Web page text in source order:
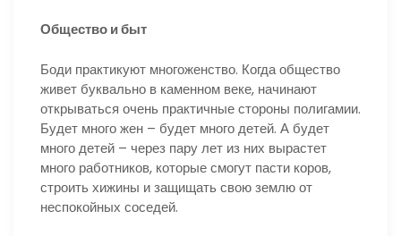
Общество и быт
Боди практикуют многоженство. Когда общество
живет буквально в каменном веке, начинают
открываться очень практичные стороны полигамии.
Будет много жен – будет много детей. А будет
много детей – через пару лет из них вырастет
много работников, которые смогут пасти коров,
строить хижины и защищать свою землю от
неспокойных соседей.